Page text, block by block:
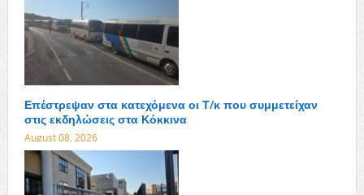
Επέστρεψαν στα κατεχόμενα οι Τ/κ που συμμετείχαν
στις εκδηλώσεις στα Κόκκινα
August 08, 2026